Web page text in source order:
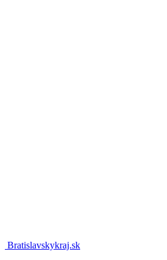
Bratislavskykraj.sk